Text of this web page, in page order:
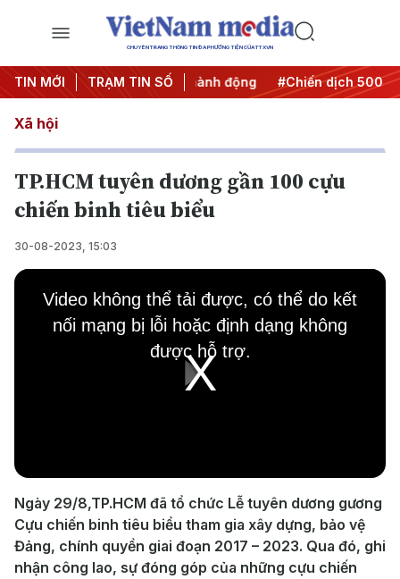
CHUYÊN TRANG THÔNG TIN ĐA PHƯƠNG TIỆN CỦA TTXVN
TIN MỚI TRẠM TIN SỐ
#Đưa Nghị quyết thành hành động #Chiến dịch 500 ngày
Xã hội
TP.HCM tuyên dương gần 100 cựu
chiến binh tiêu biểu
30-08-2023, 15:03
Play
Video
This
window.
Video không thể tải được, có thể do kết
nối mạng bị lỗi hoặc định dạng không
được hỗ trợ.
Ngày 29/8,TP.HCM đã tổ chức Lễ tuyên dương gương
Cựu chiến binh tiêu biểu tham gia xây dựng, bảo vệ
Đảng, chính quyền giai đoạn 2017 – 2023. Qua đó, ghi
nhận công lao, sự đóng góp của những cựu chiến